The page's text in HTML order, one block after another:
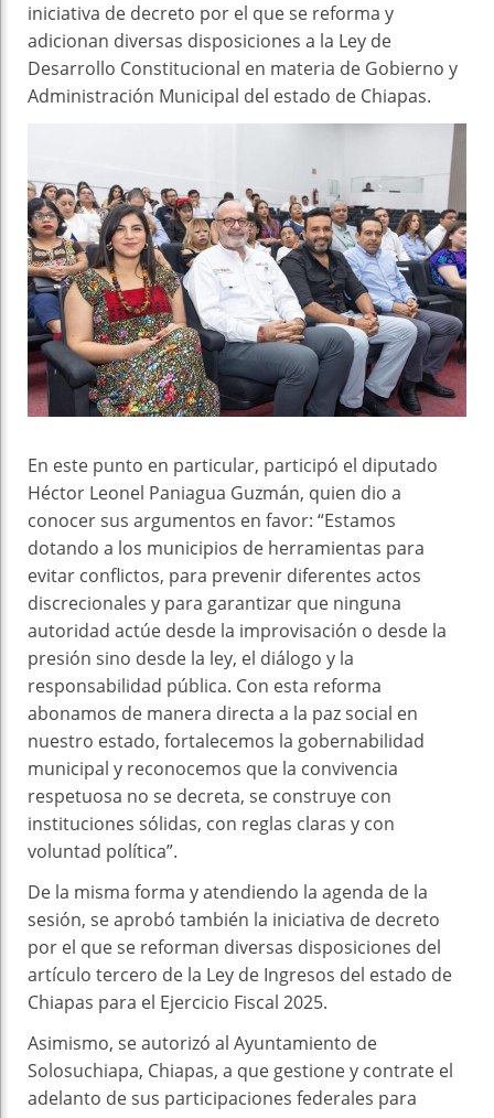
iniciativa de decreto por el que se reforma y
adicionan diversas disposiciones a la Ley de
Desarrollo Constitucional en materia de Gobierno y
Administración Municipal del estado de Chiapas.
En este punto en particular, participó el diputado
Héctor Leonel Paniagua Guzmán, quien dio a
conocer sus argumentos en favor: “Estamos
dotando a los municipios de herramientas para
evitar conflictos, para prevenir diferentes actos
discrecionales y para garantizar que ninguna
autoridad actúe desde la improvisación o desde la
presión sino desde la ley, el diálogo y la
responsabilidad pública. Con esta reforma
abonamos de manera directa a la paz social en
nuestro estado, fortalecemos la gobernabilidad
municipal y reconocemos que la convivencia
respetuosa no se decreta, se construye con
instituciones sólidas, con reglas claras y con
voluntad política”.
De la misma forma y atendiendo la agenda de la
sesión, se aprobó también la iniciativa de decreto
por el que se reforman diversas disposiciones del
artículo tercero de la Ley de Ingresos del estado de
Chiapas para el Ejercicio Fiscal 2025.
Asimismo, se autorizó al Ayuntamiento de
Solosuchiapa, Chiapas, a que gestione y contrate el
adelanto de sus participaciones federales para